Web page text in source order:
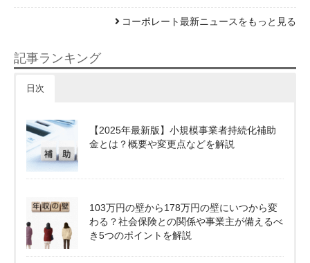
コーポレート最新ニュースをもっと見る
記事ランキング
日次
【2025年最新版】小規模事業者持続化補助
金とは？概要や変更点などを解説
103万円の壁から178万円の壁にいつから変
わる？社会保険との関係や事業主が備えるべ
き5つのポイントを解説